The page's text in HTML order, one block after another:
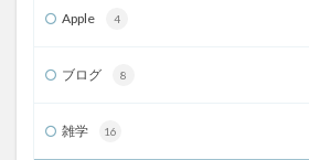
Apple 4
ブログ 8
雑学 16